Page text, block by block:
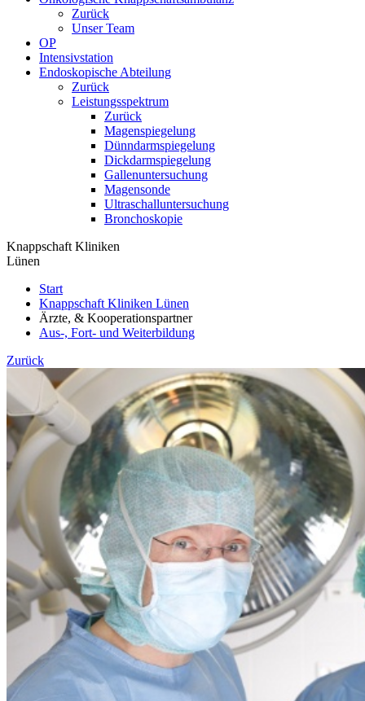
Zurück
Unser Team
OP
Intensivstation
Endoskopische Abteilung
Zurück
Leistungsspektrum
Zurück
Magenspiegelung
Dünndarmspiegelung
Dickdarmspiegelung
Gallenuntersuchung
Magensonde
Ultraschalluntersuchung
Bronchoskopie
Knappschaft Kliniken
Lünen
Start
Knappschaft Kliniken Lünen
Ärzte, & Kooperationspartner
Aus-, Fort- und Weiterbildung
Zurück